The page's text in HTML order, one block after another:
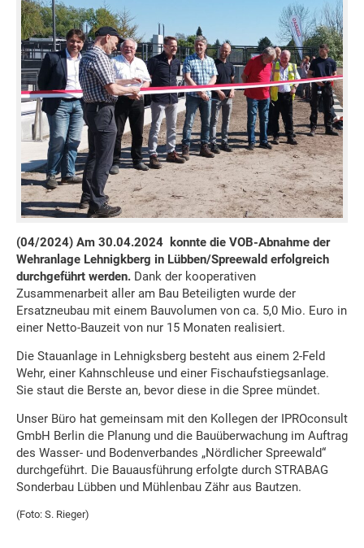
(04/2024) Am 30.04.2024 konnte die VOB-Abnahme der
Wehranlage Lehnigkberg in Lübben/Spreewald erfolgreich
durchgeführt werden. Dank der kooperativen
Zusammenarbeit aller am Bau Beteiligten wurde der
Ersatzneubau mit einem Bauvolumen von ca. 5,0 Mio. Euro in
einer Netto-Bauzeit von nur 15 Monaten realisiert.
Die Stauanlage in Lehnigksberg besteht aus einem 2-Feld
Wehr, einer Kahnschleuse und einer Fischaufstiegsanlage.
Sie staut die Berste an, bevor diese in die Spree mündet.
Unser Büro hat gemeinsam mit den Kollegen der IPROconsult
GmbH Berlin die Planung und die Bauüberwachung im Auftrag
des Wasser- und Bodenverbandes „Nördlicher Spreewald“
durchgeführt. Die Bauausführung erfolgte durch STRABAG
Sonderbau Lübben und Mühlenbau Zähr aus Bautzen.
(Foto: S. Rieger)